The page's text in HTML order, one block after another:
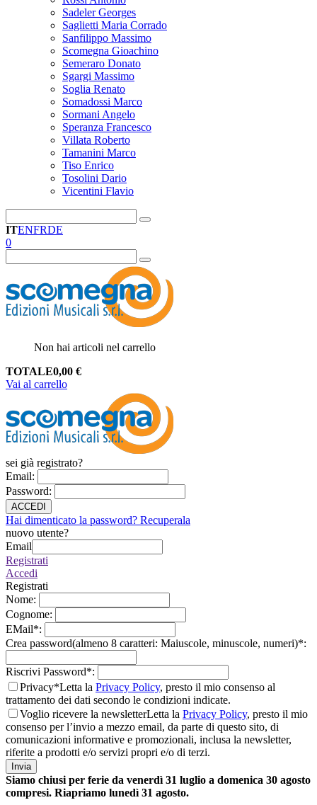
Sadeler Georges
Saglietti Maria Corrado
Sanfilippo Massimo
Scomegna Gioachino
Semeraro Donato
Sgargi Massimo
Soglia Renato
Somadossi Marco
Sormani Angelo
Speranza Francesco
Villata Roberto
Tamanini Marco
Tiso Enrico
Tosolini Dario
Vicentini Flavio
ITENFRDE
0
Non hai articoli nel carrello
TOTALE0,00 €
Vai al carrello
sei già registrato?
Email:
Password:
ACCEDI
Hai dimenticato la password? Recuperala
nuovo utente?
Email
Registrati
Accedi
Registrati
Nome:
Cognome:
EMail*:
Crea password(almeno 8 caratteri: Maiuscole, minuscole, numeri)*:
Riscrivi Password*:
Privacy*Letta la Privacy Policy, presto il mio consenso al
trattamento dei dati secondo le condizioni indicate.
Voglio ricevere la newsletterLetta la Privacy Policy, presto il mio
consenso per l’invio a mezzo email, da parte di questo sito, di
comunicazioni informative e promozionali, inclusa la newsletter,
riferite a prodotti e/o servizi propri e/o di terzi.
Invia
Siamo chiusi per ferie da venerdì 31 luglio a domenica 30 agosto
compresi. Riapriamo lunedì 31 agosto.